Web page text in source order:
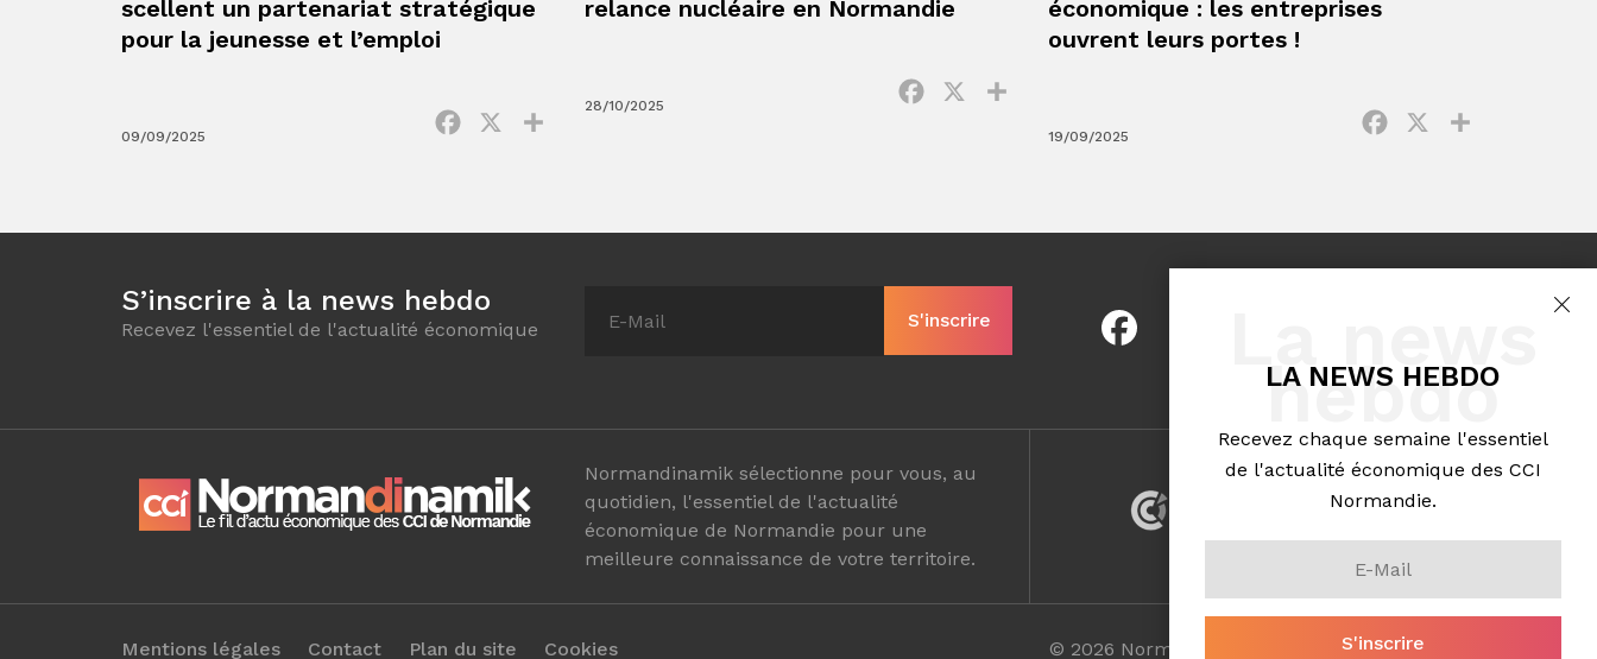
scellent un partenariat stratégique
pour la jeunesse et l’emploi
09/09/2025
Facebook
relance nucléaire en Normandie
28/10/2025
Facebook
économique : les entreprises
ouvrent leurs portes !
19/09/2025
Facebook
S’inscrire à la news hebdo
Recevez l'essentiel de l'actualité économique
Normandinamik sélectionne pour vous, au
quotidien, l'essentiel de l'actualité
économique de Normandie pour une
meilleure connaissance de votre territoire.
VOTRE RÉSEAU CCI
Mentions légales Contact Plan du site Cookies © 2026 Normandinamik . Tous droits réservés.
hebdo
LA NEWS HEBDO
Recevez chaque semaine l'essentiel
de l'actualité économique des CCI
Normandie.